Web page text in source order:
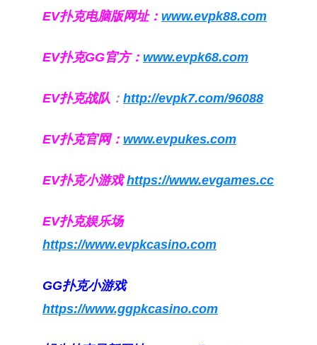
EV扑克电脑版网址： www.evpk88.com
EV扑克GG官方： www.evpk68.com
EV扑克战队 ： http://evpk7.com/96088
EV扑克官网： www.evpukes.com
EV扑克小游戏https://www.evgames.cc
EV扑克娱乐场
https://www.evpkcasino.com
GG扑克小游戏
https://www.ggpkcasino.com